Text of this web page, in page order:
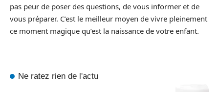
pas peur de poser des questions, de vous informer et de
vous préparer. C’est le meilleur moyen de vivre pleinement
ce moment magique qu’est la naissance de votre enfant.
Ne ratez rien de l'actu